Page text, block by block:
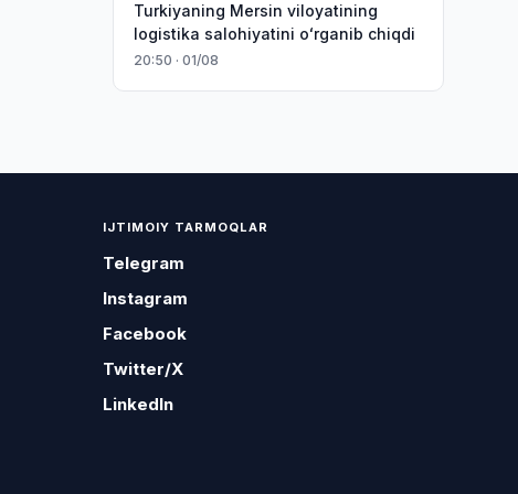
Turkiyaning Mersin viloyatining
logistika salohiyatini oʻrganib chiqdi
20:50 · 01/08
IJTIMOIY TARMOQLAR
Telegram
Instagram
Facebook
Twitter/X
LinkedIn